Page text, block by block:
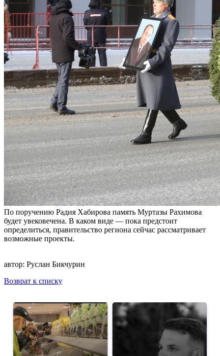
По поручению Радия Хабирова память Муртазы Рахимова
будет увековечена. В каком виде — пока предстоит
определиться, правительство региона сейчас рассматривает
возможные проекты.
автор: Руслан Бикчурин
Возврат к списку